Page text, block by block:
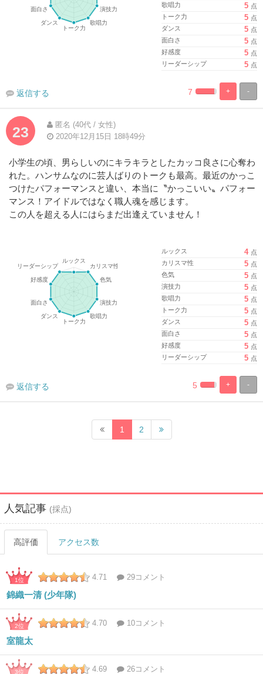
歌唱力
5 点
トーク力
5 点
ダンス
5 点
面白さ
5 点
好感度
5 点
リーダーシップ
5 点
-
+
% 100%
7
返信する
23
匿名 (40代 / 女性)
2020年12月15日 18時49分
小学生の頃、男らしいのにキラキラとしたカッコ良さに心奪わ
れた。ハンサムなのに芸人ばりのトークも最高。最近のかっこ
つけたパフォーマンスと違い、本当に〝かっこいい〟パフォー
マンス！アイドルではなく職人魂を感じます。
この人を超える人にはらまだ出逢えていません！
ルックス 4 点
カリスマ性
5 点
色気
5 点
演技力
5 点
歌唱力
5 点
トーク力
5 点
ダンス
5 点
面白さ
5 点
好感度
5 点
リーダーシップ
5 点
-
+
% 100%
5
返信する
1 2
人気記事 (採点)
高評価 アクセス数
1位 4.71 29コメント
錦織一清 (少年隊)
2位 4.70 10コメント
室龍太
3位 4.69 26コメント